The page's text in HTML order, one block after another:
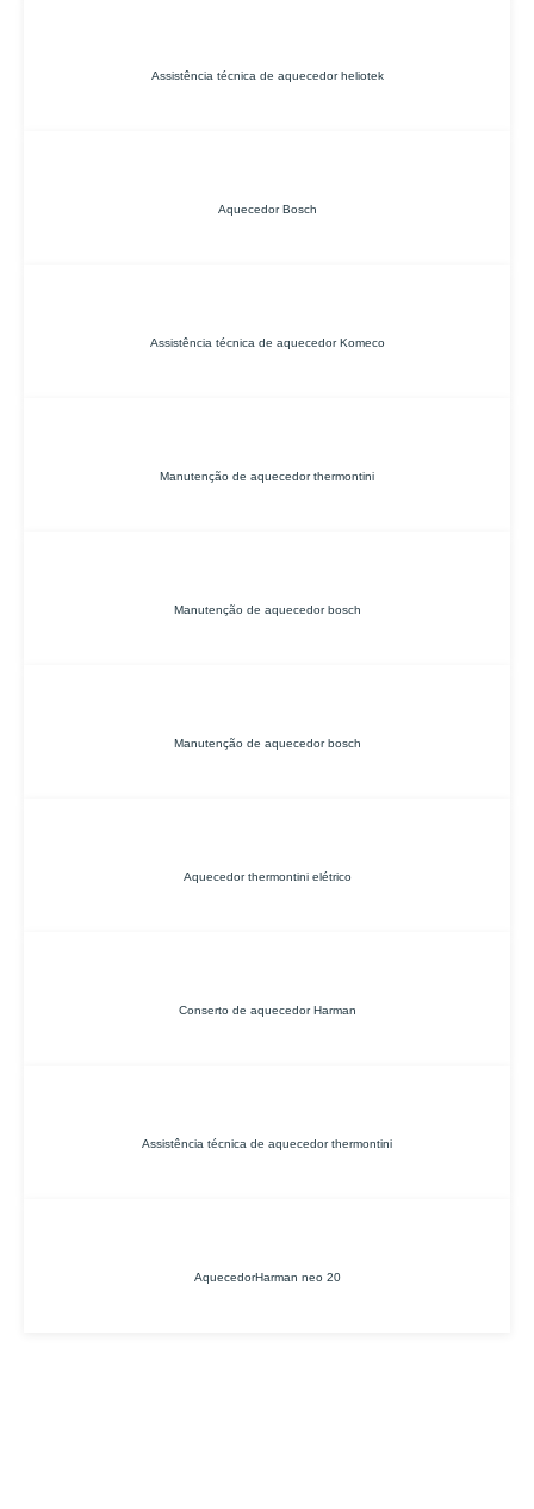
Assistência técnica de aquecedor heliotek
Aquecedor Bosch
Assistência técnica de aquecedor Komeco
Manutenção de aquecedor thermontini
Manutenção de aquecedor bosch
Manutenção de aquecedor bosch
Aquecedor thermontini elétrico
Conserto de aquecedor Harman
Assistência técnica de aquecedor thermontini
AquecedorHarman neo 20